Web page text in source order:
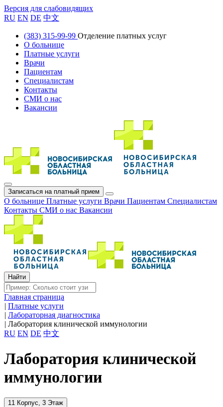
Версия для слабовидящих
RU EN DE 中文
(383) 315-99-99 Отделение платных услуг
О больнице
Платные услуги
Врачи
Пациентам
Специалистам
Контакты
СМИ о нас
Вакансии
Записаться на платный прием
О больнице Платные услуги Врачи Пациентам Специалистам
Контакты СМИ о нас Вакансии
Главная страница
| Платные услуги
| Лабораторная диагностика
| Лаборатория клинической иммунологии
RU EN DE 中文
Лаборатория клинической
иммунологии
11 Корпус, 3 Этаж